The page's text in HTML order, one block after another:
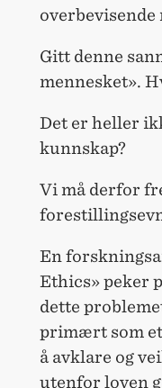
overbevisende
Gitt denne
mennesket».
Det er heller
kunnskap?
Vi må derfor
En
Ethics» peker
dette
primært som et
å avklare og
utenfor loven